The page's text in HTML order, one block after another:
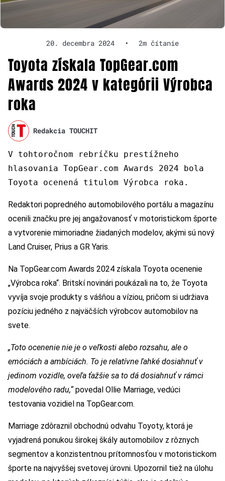
20. decembra 2024 • 2m čítanie
Toyota získala TopGear.com
Awards 2024 v kategórii Výrobca
roka
Redakcia TOUCHIT
V tohtoročnom rebríčku prestížneho
hlasovania TopGear.com Awards 2024 bola
Toyota ocenená titulom Výrobca roka.
Redaktori popredného automobilového portálu a magazínu
ocenili značku pre jej angažovanosť v motoristickom športe
a vytvorenie mimoriadne žiadaných modelov, akými sú nový
Land Cruiser, Prius a GR Yaris.
Na TopGear.com Awards 2024 získala Toyota ocenenie
„Výrobca roka“. Britskí novinári poukázali na to, že Toyota
vyvíja svoje produkty s vášňou a víziou, pričom si udržiava
pozíciu jedného z najväčších výrobcov automobilov na
svete.
„Toto ocenenie nie je o veľkosti alebo rozsahu, ale o
emóciách a ambíciách. To je relatívne ľahké dosiahnuť v
jedinom vozidle, oveľa ťažšie sa to dá dosiahnuť v rámci
modelového radu,“povedal Ollie Marriage, vedúci
testovania vozidiel na TopGear.com.
Marriage zdôraznil obchodnú odvahu Toyoty, ktorá je
vyjadrená ponukou širokej škály automobilov z rôznych
segmentov a konzistentnou prítomnosťou v motoristickom
športe na najvyššej svetovej úrovni. Upozornil tiež na úlohu